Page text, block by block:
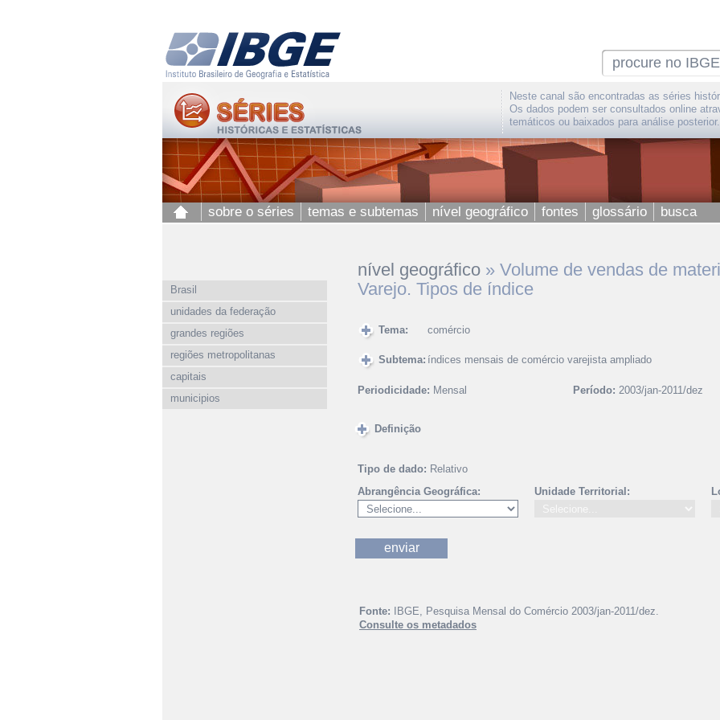
Neste canal são encontradas as séries
Os dados podem ser consultados online
temáticos ou baixados para análise posterior.
sobre o séries temas e subtemas nível geográfico fontes glossário busca
Brasil
unidades da federação
grandes regiões
regiões metropolitanas
capitais
municipios
nível geográfico » Volume de vendas de
Varejo. Tipos de índice
Tema: comércio
Subtema: índices mensais de comércio varejista ampliado
Periodicidade: Mensal Período: 2003/jan-2011/dez
Definição
Tipo de dado: Relativo
Abrangência Geográfica:
Unidade Territorial:
Fonte:
IBGE, Pesquisa Mensal do Comércio 2003/jan-2011/dez.
Consulte os metadados